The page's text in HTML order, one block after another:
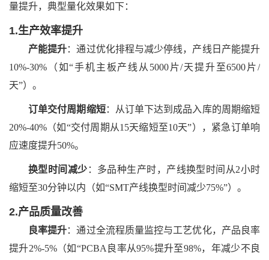
量提升，典型量化效果如下：
1.生产效率提升
产能提升：通过优化排程与减少停线，产线日产能提升
10%-30%（如“手机主板产线从5000片/天提升至6500片/
天”）。
订单交付周期缩短：从订单下达到成品入库的周期缩短
20%-40%（如“交付周期从15天缩短至10天”），紧急订单响
应速度提升50%。
换型时间减少 ：多品种生产时，产线换型时间从2小时
缩短至30分钟以内（如“SMT产线换型时间减少75%”）。
2.产品质量改善
良率提升：通过全流程质量监控与工艺优化，产品良率
提升2%-5%（如“PCBA良率从95%提升至98%，年减少不良